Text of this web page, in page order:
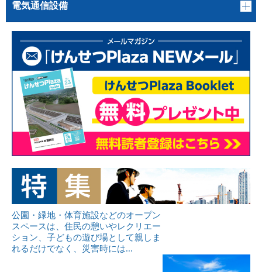
電気通信設備
公園・緑地・体育施設などのオープン
スペースは、住民の憩いやレクリエー
ション、子どもの遊び場として親しま
れるだけでなく、災害時には...